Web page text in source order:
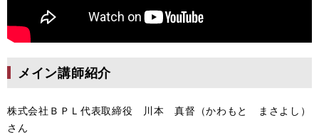
メイン講師紹介
株式会社ＢＰＬ代表取締役 川本 真督（かわもと まさよし）
さん